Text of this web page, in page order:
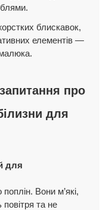
блискавок,
елементів —
про
для
для
Вони м’які,
повітря та не